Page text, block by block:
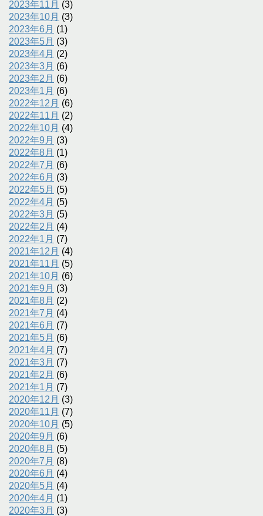
2023年11月 (3)
2023年10月 (3)
2023年6月 (1)
2023年5月 (3)
2023年4月 (2)
2023年3月 (6)
2023年2月 (6)
2023年1月 (6)
2022年12月 (6)
2022年11月 (2)
2022年10月 (4)
2022年9月 (3)
2022年8月 (1)
2022年7月 (6)
2022年6月 (3)
2022年5月 (5)
2022年4月 (5)
2022年3月 (5)
2022年2月 (4)
2022年1月 (7)
2021年12月 (4)
2021年11月 (5)
2021年10月 (6)
2021年9月 (3)
2021年8月 (2)
2021年7月 (4)
2021年6月 (7)
2021年5月 (6)
2021年4月 (7)
2021年3月 (7)
2021年2月 (6)
2021年1月 (7)
2020年12月 (3)
2020年11月 (7)
2020年10月 (5)
2020年9月 (6)
2020年8月 (5)
2020年7月 (8)
2020年6月 (4)
2020年5月 (4)
2020年4月 (1)
2020年3月 (3)